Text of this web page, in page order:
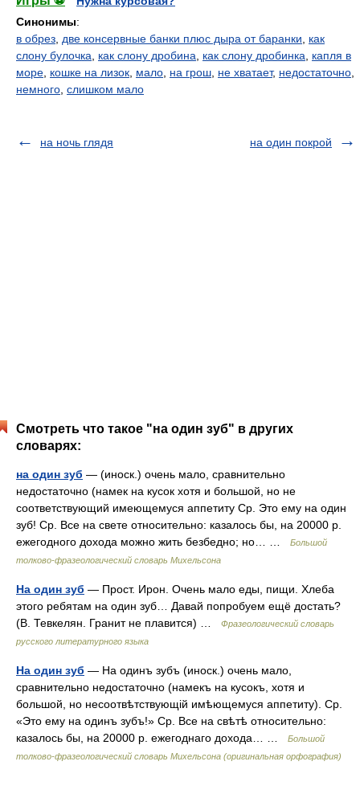
Синонимы:
в обрез две консервные банки плюс дыра от баранки
как
слону булочка
как слону дробина как слону дробинка
капля в
море кошке на лизок мало на грош не хватает, недостаточно
немного слишком мало
на ночь глядя на один покрой
Смотреть что такое "на один зуб" в других
словарях:
на один зуб — (иноск.) очень мало, сравнительно
недостаточно (намек на кусок хотя и большой, но не
соответствующий имеющемуся аппетиту Ср. Это ему на один
зуб! Ср. Все на свете относительно: казалось бы, на 20000 р.
ежегодного дохода можно жить безбедно; но… …
Большой
толково-фразеологический словарь Михельсона
На один зуб — Прост. Ирон. Очень мало еды, пищи. Хлеба
этого ребятам на один зуб… Давай попробуем ещё достать?
(В. Тевкелян. Гранит не плавится) …
Фразеологический словарь
русского литературного языка
На один зуб — На одинъ зубъ (иноск.) очень мало,
сравнительно недостаточно (намекъ на кусокъ, хотя и
большой, но несоотвѣтствующій имѣющемуся аппетиту). Ср.
«Это ему на одинъ зубъ!» Ср. Все на свѣтѣ относительно:
казалось бы, на 20000 р. ежегоднаго дохода… …
Большой
толково-фразеологический словарь Михельсона (оригинальная орфография)